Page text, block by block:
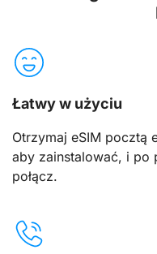
Łatwy w użyciu
Otrzymaj eSIM pocztą
aby zainstalować, i po
połącz.